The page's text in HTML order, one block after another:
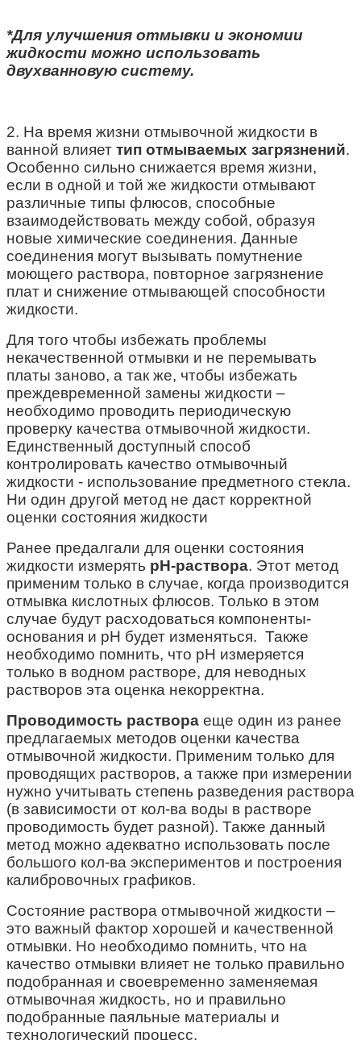
*Для улучшения отмывки и экономии
жидкости можно использовать
двухванновую систему.
2. На время жизни отмывочной жидкости в
ванной влияет тип отмываемых загрязнений.
Особенно сильно снижается время жизни,
если в одной и той же жидкости отмывают
различные типы флюсов, способные
взаимодействовать между собой, образуя
новые химические соединения. Данные
соединения могут вызывать помутнение
моющего раствора, повторное загрязнение
плат и снижение отмывающей способности
жидкости.
Для того чтобы избежать проблемы
некачественной отмывки и не перемывать
платы заново, а так же, чтобы избежать
преждевременной замены жидкости –
необходимо проводить периодическую
проверку качества отмывочной жидкости.
Единственный доступный способ
контролировать качество отмывочный
жидкости - использование предметного стекла.
Ни один другой метод не даст корректной
оценки состояния жидкости
Ранее предалгали для оценки состояния
жидкости измерять pH-раствора. Этот метод
применим только в случае, когда производится
отмывка кислотных флюсов. Только в этом
случае будут расходоваться компоненты-
основания и pH будет изменяться. Также
необходимо помнить, что рН измеряется
только в водном растворе, для неводных
растворов эта оценка некорректна.
Проводимость раствора еще один из ранее
предлагаемых методов оценки качества
отмывочной жидкости. Применим только для
проводящих растворов, а также при измерении
нужно учитывать степень разведения раствора
(в зависимости от кол-ва воды в растворе
проводимость будет разной). Также данный
метод можно адекватно использовать после
большого кол-ва экспериментов и построения
калибровочных графиков.
Состояние раствора отмывочной жидкости –
это важный фактор хорошей и качественной
отмывки. Но необходимо помнить, что на
качество отмывки влияет не только правильно
подобранная и своевременно заменяемая
отмывочная жидкость, но и правильно
подобранные паяльные материалы и
технологический процесс.